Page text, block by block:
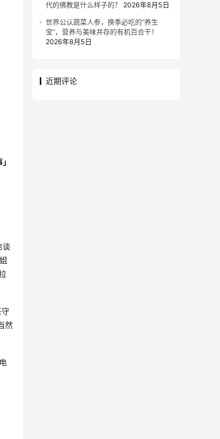
谈
然
代的佛教是什么样子的？
2026年8月5日
世界公认蔬菜人参，换季必吃的“养生
宝”，营养与美味并存的有机百合干！
2026年8月5日
近期评论